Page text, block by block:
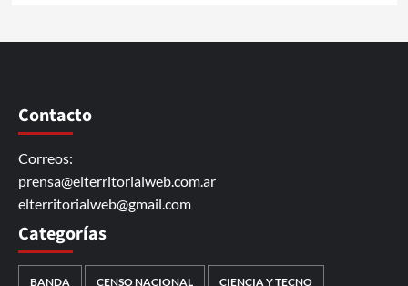
Contacto
Correos:
prensa@elterritorialweb.com.ar
elterritorialweb@gmail.com
Categorías
BANDA CENSO NACIONAL CIENCIA Y TECNO